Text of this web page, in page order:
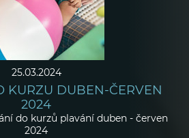
25.03.2024
KURZU DUBEN-ČERVEN
2024
do kurzů plavání duben - červen
2024